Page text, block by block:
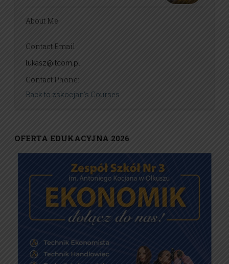
About Me
Contact Email:
lukasz@itcom.pl
Contact Phone:
Back to zskocjan's Courses
OFERTA EDUKACYJNA 2026